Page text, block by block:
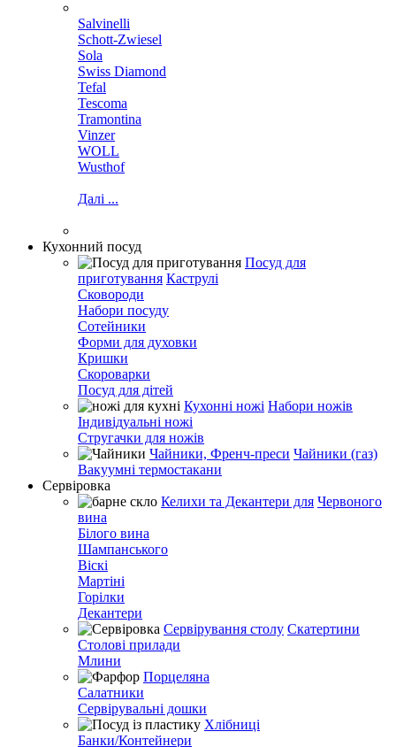
Salvinelli
Schott-Zwiesel
Sola
Swiss Diamond
Tefal
Tescoma
Tramontina
Vinzer
WOLL
Wusthof
Далі ...
Кухонний посуд
Посуд для
приготування Каструлі
Сковороди
Набори посуду
Сотейники
Форми для духовки
Кришки
Скороварки
Посуд для дітей
Кухонні ножі Набори ножів
Індивідуальні ножі
Стругачки для ножів
Чайники, Френч-преси Чайники (газ)
Вакуумні термостакани
Сервіровка
Келихи та Декантери для Червоного
вина
Білого вина
Шампанського
Віскі
Мартіні
Горілки
Декантери
Сервірування столу Скатертини
Столові прилади
Млини
Порцеляна
Салатники
Сервірувальні дошки
Хлібниці
Банки/Контейнери